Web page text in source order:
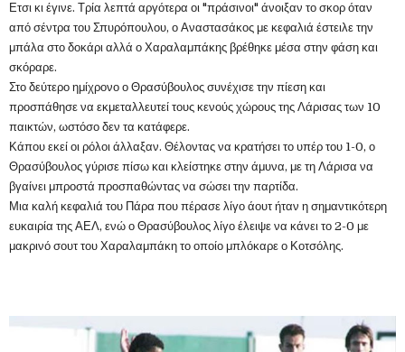
Ετσι κι έγινε. Τρία λεπτά αργότερα οι "πράσινοι" άνοιξαν το σκορ όταν
από σέντρα του Σπυρόπουλου, ο Αναστασάκος με κεφαλιά έστειλε την
μπάλα στο δοκάρι αλλά ο Χαραλαμπάκης βρέθηκε μέσα στην φάση και
σκόραρε.
Στο δεύτερο ημίχρονο ο Θρασύβουλος συνέχισε την πίεση και
προσπάθησε να εκμεταλλευτεί τους κενούς χώρους της Λάρισας των 10
παικτών, ωστόσο δεν τα κατάφερε.
Κάπου εκεί οι ρόλοι άλλαξαν. Θέλοντας να κρατήσει το υπέρ του 1-0, ο
Θρασύβουλος γύρισε πίσω και κλείστηκε στην άμυνα, με τη Λάρισα να
βγαίνει μπροστά προσπαθώντας να σώσει την παρτίδα.
Μια καλή κεφαλιά του Πάρα που πέρασε λίγο άουτ ήταν η σημαντικότερη
ευκαιρία της ΑΕΛ, ενώ ο Θρασύβουλος λίγο έλειψε να κάνει το 2-0 με
μακρινό σουτ του Χαραλαμπάκη το οποίο μπλόκαρε ο Κοτσόλης.